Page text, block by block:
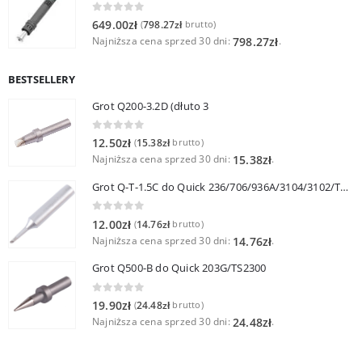
649.00zł (798.27złbrutto)
Najniższa cena sprzed 30 dni: 798.27zł.
BESTSELLERY
Grot Q200-3.2D (dłuto 3
0out of 5
12.50zł (15.38złbrutto)
Najniższa cena sprzed 30 dni: 15.38zł.
Grot Q-T-1.5C do Quick 236/706/936A/3104/3102/TS1100
12.00zł (14.76złbrutto)
Najniższa cena sprzed 30 dni: 14.76zł.
Grot Q500-B do Quick 203G/TS2300
0out of 5
19.90zł (24.48złbrutto)
Najniższa cena sprzed 30 dni: 24.48zł.